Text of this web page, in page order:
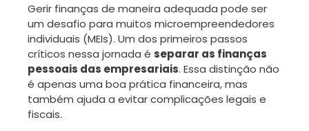
Gerir finanças de maneira adequada pode ser
um desafio para muitos microempreendedores
individuais (MEIs). Um dos primeiros passos
críticos nessa jornada é separar as finanças
pessoais das empresariais. Essa distinção não
é apenas uma boa prática financeira, mas
também ajuda a evitar complicações legais e
fiscais.